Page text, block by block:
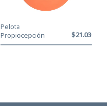
Pelota
Propiocepción
CanDo® Naranjo -
$21.030